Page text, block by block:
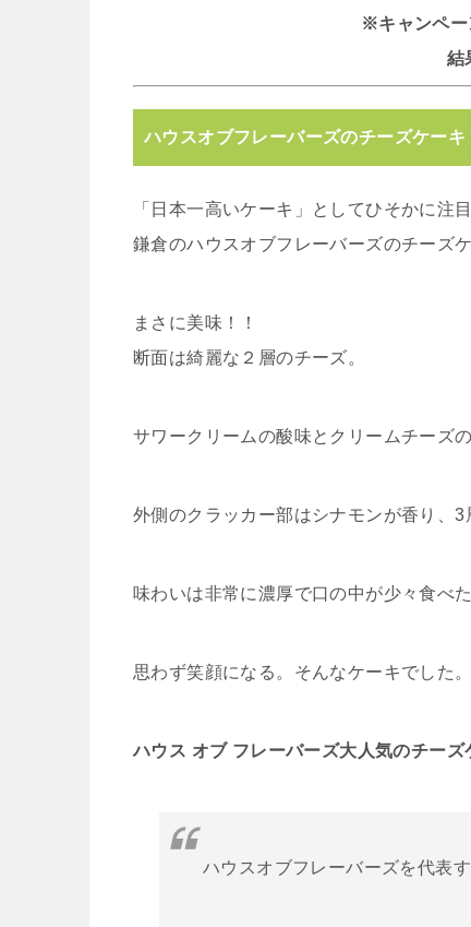
※キャンペ
結
ハウスオブフレーバーズのチーズケー
「日本一高いケーキ」としてひそかに注
鎌倉のハウスオブフレーバーズのチーズケ
まさに美味！！
断面は綺麗な２層のチーズ。
サワークリームの酸味とクリームチーズの
外側のクラッカー部はシナモンが香り、
味わいは非常に濃厚で口の中が少々食べ
思わず笑顔になる。そんなケーキでした。
ハウス オブ フレーバーズ大人気のチーズ
ハウスオブフレーバーズを代表す